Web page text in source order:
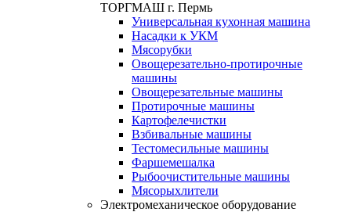
ТОРГМАШ г. Пермь
Универсальная кухонная машина
Насадки к УКМ
Мясорубки
Овощерезательно-протирочные
машины
Овощерезательные машины
Протирочные машины
Картофелечистки
Взбивальные машины
Тестомесильные машины
Фаршемешалка
Рыбоочистительные машины
Мясорыхлители
Электромеханическое оборудование